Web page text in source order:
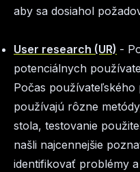
aby sa dosiahol
User research (UR) -
potenciálnych
Počas
používajú rôzne
stola, testovanie
našli najcennejšie
identifikovať problémy